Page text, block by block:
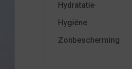
Hydratatie
Hygiëne
Zonbescherming